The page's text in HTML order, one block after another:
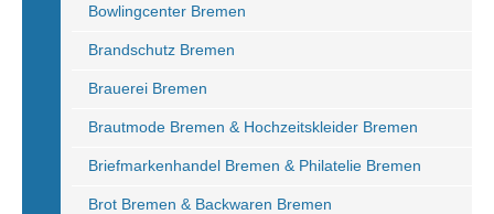
Bowlingcenter Bremen
Brandschutz Bremen
Brauerei Bremen
Brautmode Bremen & Hochzeitskleider Bremen
Briefmarkenhandel Bremen & Philatelie Bremen
Brot Bremen & Backwaren Bremen